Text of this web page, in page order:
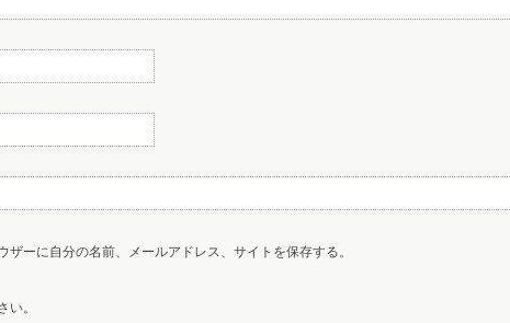
ザーに自分の名前、メールアドレス、サイトを保存する。
い。